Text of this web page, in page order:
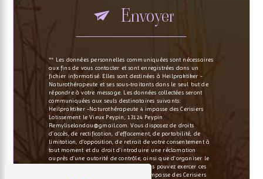
Envoyer
** Les données personnelles communiquées sont nécessaires
aux fins de vous contacter et sont enregistrées dans un
fichier informatisé. Elles sont destinées à Heilpraktiker -
Naturothérapeute et ses sous-traitants dans le seul but de
répondre à votre message. Les données collectées seront
communiquées aux seuls destinataires suivants:
Heilpraktiker -Naturothérapeute 4 impasse des Cerisiers
Lotissement le Vieux Peypin, 13124 Peypin
Remyliselandau@gmail.com. Vous disposez de droits
d’accès, de rectification, d’effacement, de portabilité, de
limitation, d’opposition, de retrait de votre consentement à
tout moment et du droit d’introduire une réclamation
auprès d’une autorité de contrôle, ainsi que d’organiser le
sort de vos données post-mortem. Vous pouvez exercer ces
droits par voie postale à l'adresse 4 impasse des Cerisiers